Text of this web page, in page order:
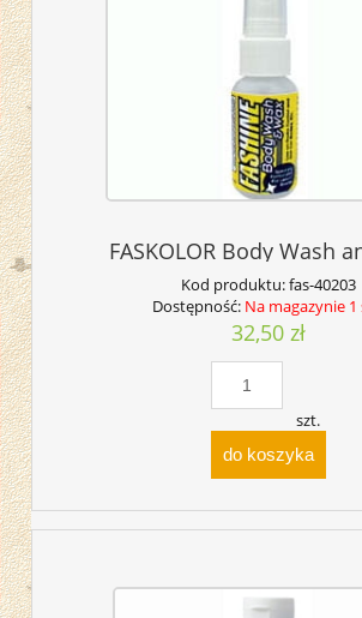
FASKOLOR Body Wash
Kod produktu:fas-40203
Dostępność: Na magazynie 1
32,50 zł
szt.
do koszyka